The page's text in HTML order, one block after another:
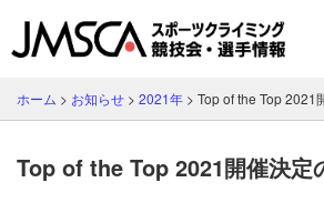
ホーム > お知らせ > 2021年 > Top of the Top 2021
Top of the Top 2021開催決定